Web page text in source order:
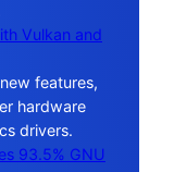
Vulkan and
features,
hardware
drivers.
93.5% GNU